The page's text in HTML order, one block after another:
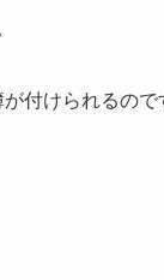
付けられるので